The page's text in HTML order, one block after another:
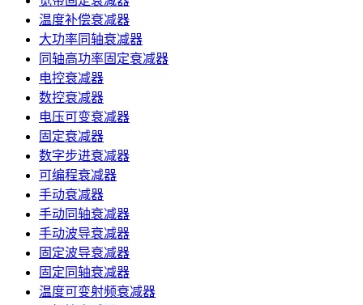
温度补偿衰减器
大功率同轴衰减器
同轴高功率固定衰减器
电控衰减器
数控衰减器
电压可变衰减器
固定衰减器
数字步进衰减器
可编程衰减器
手动衰减器
手动同轴衰减器
手动波导衰减器
固定波导衰减器
固定同轴衰减器
温度可变射频衰减器